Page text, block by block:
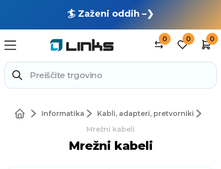
🏄 Zaženi oddih –❯
0 0 0
Informatika
Kabli, adapteri, pretvorniki
Mrežni kabeli
Mrežni kabeli